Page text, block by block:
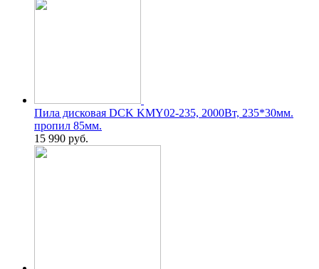
Пила дисковая DCK KMY02-235, 2000Вт, 235*30мм.
пропил 85мм.
15 990 руб.